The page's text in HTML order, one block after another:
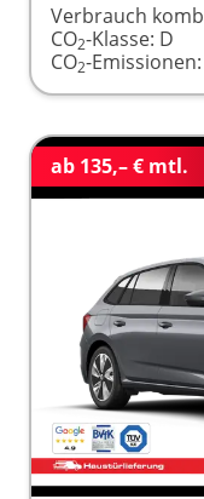
Verbrauch
CO2-Klasse: D
CO2-Emissionen:
ab 135,– € mtl.